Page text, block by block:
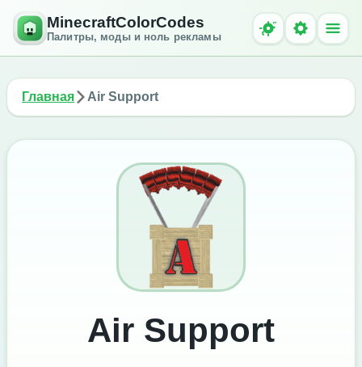
MinecraftColorCodes
Палитры, моды и ноль рекламы
Главная Air Support
Air Support